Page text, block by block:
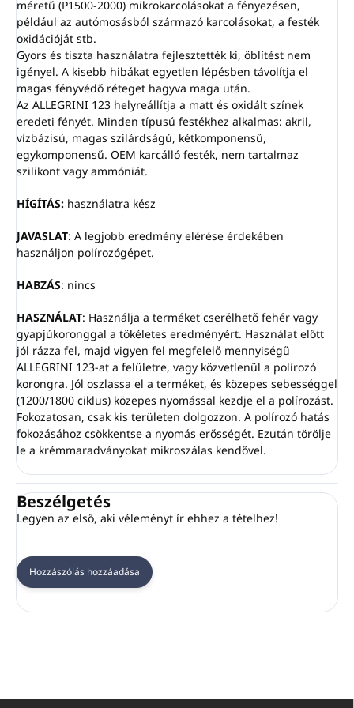
méretű (P1500-2000) mikrokarcolásokat a fényezésen,
például az autómosásból származó karcolásokat, a festék
oxidációját stb.
Gyors és tiszta használatra fejlesztették ki, öblítést nem
igényel. A kisebb hibákat egyetlen lépésben távolítja el
magas fényvédő réteget hagyva maga után.
Az ALLEGRINI 123 helyreállítja a matt és oxidált színek
eredeti fényét. Minden típusú festékhez alkalmas: akril,
vízbázisú, magas szilárdságú, kétkomponensű,
egykomponensű. OEM karcálló festék, nem tartalmaz
szilikont vagy ammóniát.
HÍGÍTÁS: használatra kész
JAVASLAT: A legjobb eredmény elérése érdekében
használjon polírozógépet.
HABZÁS: nincs
HASZNÁLAT: Használja a terméket cserélhető fehér vagy
gyapjúkoronggal a tökéletes eredményért. Használat előtt
jól rázza fel, majd vigyen fel megfelelő mennyiségű
ALLEGRINI 123-at a felületre, vagy közvetlenül a polírozó
korongra. Jól oszlassa el a terméket, és közepes sebességgel
(1200/1800 ciklus) közepes nyomással kezdje el a polírozást.
Fokozatosan, csak kis területen dolgozzon. A polírozó hatás
fokozásához csökkentse a nyomás erősségét. Ezután törölje
le a krémmaradványokat mikroszálas kendővel.
Beszélgetés
Legyen az első, aki véleményt ír ehhez a tételhez!
Hozzászólás hozzáadása